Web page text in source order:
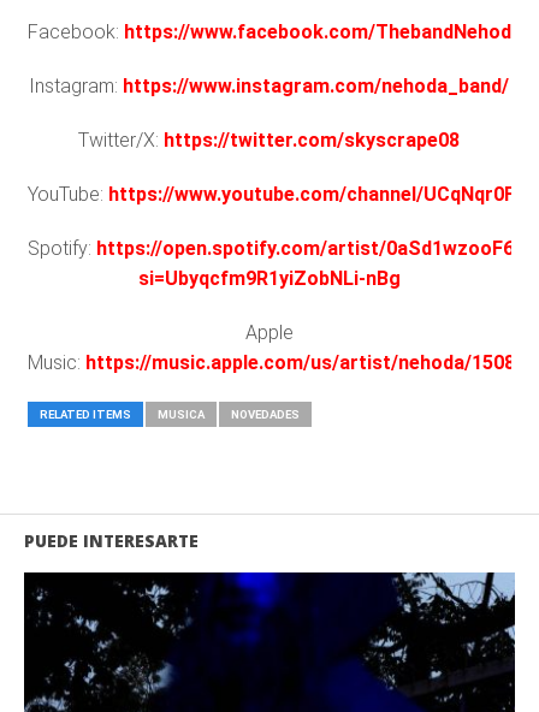
Facebook: https://www.facebook.com/ThebandNehoda/
Instagram: https://www.instagram.com/nehoda_band/
Twitter/X: https://twitter.com/skyscrape08
YouTube: https://www.youtube.com/channel/
Spotify: https://open.spotify.com/artist/
si=Ubyqcfm9R1yiZobNLi-nBg
Apple
Music: https://music.apple.com/us/artist/nehoda/
RELATED ITEMS MUSICA NOVEDADES
PUEDE INTERESARTE